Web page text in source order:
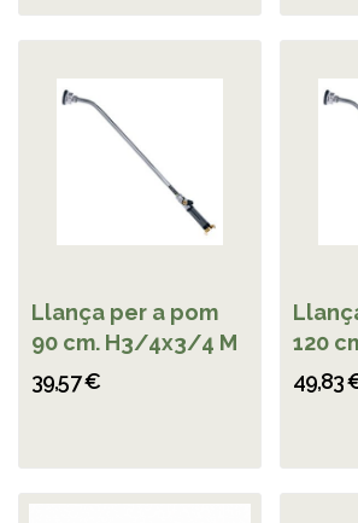
Llança per a pom
90 cm. H3/4x3/4 M
39,57 €
120
49,83